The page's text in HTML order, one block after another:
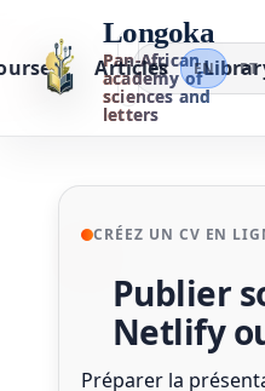
Longoka
Pan-African
academy of
sciences and
letters
Articles
FR EN PT
CRÉEZ UN CV EN
Publier
Netlify
Préparer la